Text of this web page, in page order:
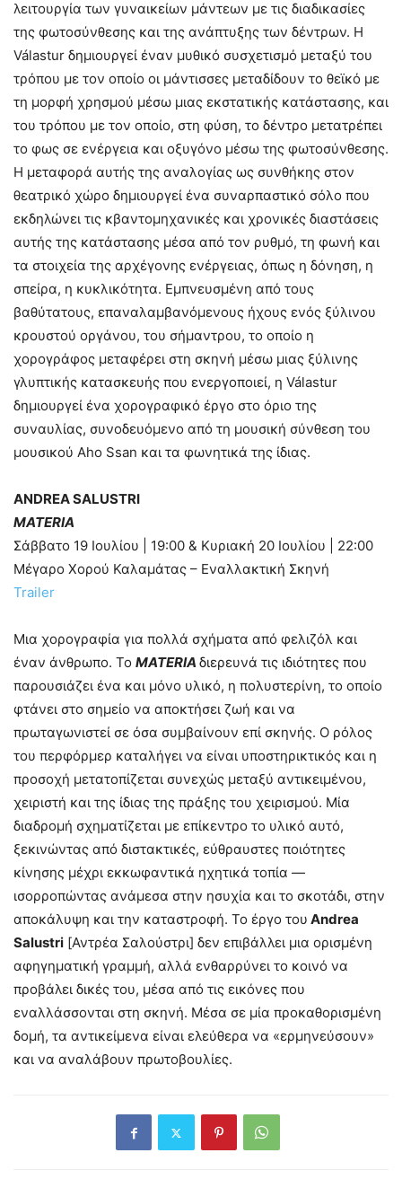
λειτουργία των γυναικείων μάντεων με τις διαδικασίες
της φωτοσύνθεσης και της ανάπτυξης των δέντρων. Η
Válastur δημιουργεί έναν μυθικό συσχετισμό μεταξύ του
τρόπου με τον οποίο οι μάντισσες μεταδίδουν το θεϊκό με
τη μορφή χρησμού μέσω μιας εκστατικής κατάστασης, και
του τρόπου με τον οποίο, στη φύση, το δέντρο μετατρέπει
το φως σε ενέργεια και οξυγόνο μέσω της φωτοσύνθεσης.
Η μεταφορά αυτής της αναλογίας ως συνθήκης στον
θεατρικό χώρο δημιουργεί ένα συναρπαστικό σόλο που
εκδηλώνει τις κβαντομηχανικές και χρονικές διαστάσεις
αυτής της κατάστασης μέσα από τον ρυθμό, τη φωνή και
τα στοιχεία της αρχέγονης ενέργειας, όπως η δόνηση, η
σπείρα, η κυκλικότητα. Εμπνευσμένη από τους
βαθύτατους, επαναλαμβανόμενους ήχους ενός ξύλινου
κρουστού οργάνου, του σήμαντρου, το οποίο η
χορογράφος μεταφέρει στη σκηνή μέσω μιας ξύλινης
γλυπτικής κατασκευής που ενεργοποιεί, η Válastur
δημιουργεί ένα χορογραφικό έργο στο όριο της
συναυλίας, συνοδευόμενο από τη μουσική σύνθεση του
μουσικού Aho Ssan και τα φωνητικά της ίδιας.
ANDREA SALUSTRI
MATERIA
Σάββατο 19 Ιουλίου | 19:00 & Κυριακή 20 Ιουλίου | 22:00
Μέγαρο Χορού Καλαμάτας – Εναλλακτική Σκηνή
Trailer
Μια χορογραφία για πολλά σχήματα από φελιζόλ και
έναν άνθρωπο. Το MATERIA διερευνά τις ιδιότητες που
παρουσιάζει ένα και μόνο υλικό, η πολυστερίνη, το οποίο
φτάνει στο σημείο να αποκτήσει ζωή και να
πρωταγωνιστεί σε όσα συμβαίνουν επί σκηνής. Ο ρόλος
του περφόρμερ καταλήγει να είναι υποστηρικτικός και η
προσοχή μετατοπίζεται συνεχώς μεταξύ αντικειμένου,
χειριστή και της ίδιας της πράξης του χειρισμού. Μία
διαδρομή σχηματίζεται με επίκεντρο το υλικό αυτό,
ξεκινώντας από διστακτικές, εύθραυστες ποιότητες
κίνησης μέχρι εκκωφαντικά ηχητικά τοπία —
ισορροπώντας ανάμεσα στην ησυχία και το σκοτάδι, στην
αποκάλυψη και την καταστροφή. Το έργο του Andrea
Salustri [Αντρέα Σαλούστρι] δεν επιβάλλει μια ορισμένη
αφηγηματική γραμμή, αλλά ενθαρρύνει το κοινό να
προβάλει δικές του, μέσα από τις εικόνες που
εναλλάσσονται στη σκηνή. Μέσα σε μία προκαθορισμένη
δομή, τα αντικείμενα είναι ελεύθερα να «ερμηνεύσουν»
και να αναλάβουν πρωτοβουλίες.